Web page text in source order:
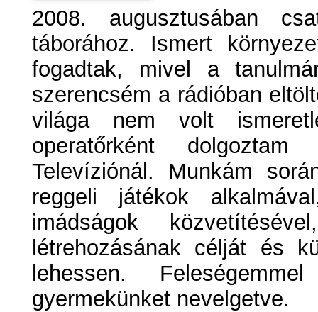
2008. augusztusában
táborához. Ismert
fogadtak, mivel a
szerencsém a rádióban
világa nem volt
operatőrként
Televíziónál. Munkám
reggeli játékok
imádságok
létrehozásának célját és
lehessen.
gyermekünket nevelgetve.